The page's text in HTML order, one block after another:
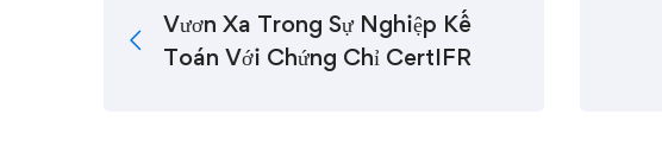
Vươn Xa Trong Sự Nghiệp Kế
Toán Với Chứng Chỉ CertIFR